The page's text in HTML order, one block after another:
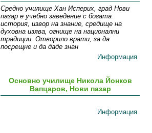
Средно училище Хан Исперих, град Нови
пазар е учебно заведение с богата
история, извор на знание, средище на
духовна изява, огнище на национални
традиции. Отворило врати, за да
посрещне и да даде знан
Информация
Основно училище Никола Йонков
Вапцаров, Нови пазар
Информация